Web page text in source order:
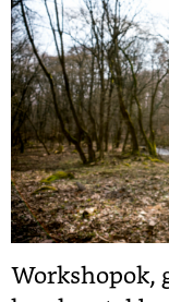
Workshopok,